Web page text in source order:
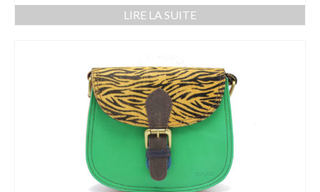
LIRE LA SUITE